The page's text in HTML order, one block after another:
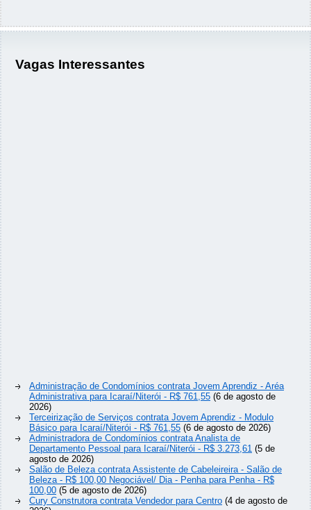
Vagas Interessantes
Administração de Condomínios contrata Jovem Aprendiz - Aréa
Administrativa para Icaraí/Niterói - R$ 761,55 (6 de agosto de
2026)
Terceirização de Serviços contrata Jovem Aprendiz - Modulo
Básico para Icaraí/Niterói - R$ 761,55 (6 de agosto de 2026)
Administradora de Condomínios contrata Analista de
Departamento Pessoal para Icaraí/Niterói - R$ 3.273,61 (5 de
agosto de 2026)
Salão de Beleza contrata Assistente de Cabeleireira - Salão de
Beleza - R$ 100,00 Negociável/ Dia - Penha para Penha - R$
100,00 (5 de agosto de 2026)
Cury Construtora contrata Vendedor para Centro (4 de agosto de